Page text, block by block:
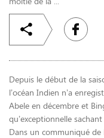
Depuis le début de la
l’océan Indien n’a
Abele en décembre et
qu’exceptionnelle
Dans un communiqué